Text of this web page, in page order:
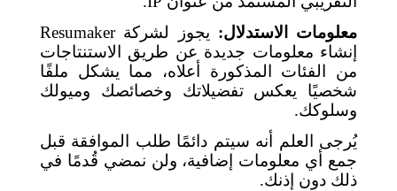
معلومات الاستدلال: يجوز لشركةResumaker
إنشاء معلومات جديدة عن طريق الاستنتاجات
من الفئات المذكورة أعلاه، مما يشكل ملفًا
شخصيًا يعكس تفضيلاتك وخصائصك وميولك
وسلوكك.
يُرجى العلم أنه سيتم دائمًا طلب الموافقة قبل
جمع أي معلومات إضافية، ولن نمضي قُدمًا في
ذلك دون إذنك.